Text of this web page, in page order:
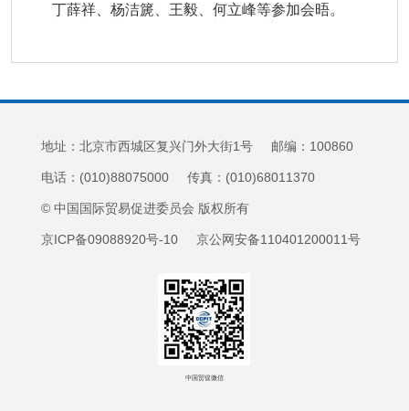
丁薛祥、杨洁篪、王毅、何立峰等参加会晤。
地址：北京市西城区复兴门外大街1号 邮编：100860
电话：(010)88075000 传真：(010)68011370
© 中国国际贸易促进委员会 版权所有
京ICP备09088920号-10 京公网安备110401200011号
中国贸促微信